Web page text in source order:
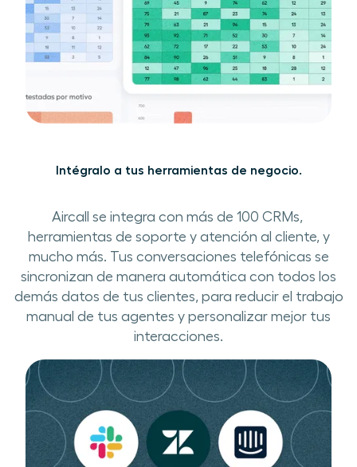
Intégralo ​a tus herramientas de negocio​.
Aircall se integra ​con más de 100 CRM​s​, ​
herramientas de soporte y atención al cliente, ​y
mucho más. ​​Tus conversaciones telefónicas se
sincroniza​n​ de manera automática con todos los
demás datos de tus clientes, ​para reducir ​el trabajo
manual ​de tus agentes y personalizar mejor tus
interacciones.